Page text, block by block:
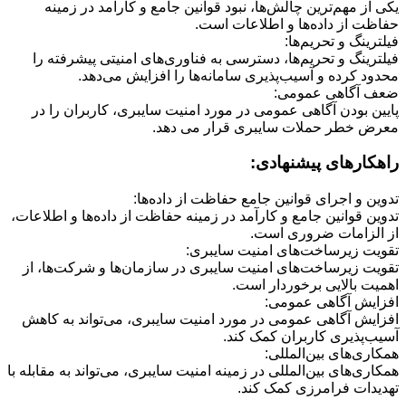
یکی از مهم‌ترین چالش‌ها، نبود قوانین جامع و کارآمد در زمینه
حفاظت از داده‌ها و اطلاعات است.
فیلترینگ و تحریم‌ها:
فیلترینگ و تحریم‌ها، دسترسی به فناوری‌های امنیتی پیشرفته را
محدود کرده و آسیب‌پذیری سامانه‌ها را افزایش می‌دهد.
ضعف آگاهی عمومی:
پایین بودن آگاهی عمومی در مورد امنیت سایبری، کاربران را در
معرض خطر حملات سایبری قرار می دهد.
راهکارهای پیشنهادی:
تدوین و اجرای قوانین جامع حفاظت از داده‌ها:
تدوین قوانین جامع و کارآمد در زمینه حفاظت از داده‌ها و اطلاعات،
از الزامات ضروری است.
تقویت زیرساخت‌های امنیت سایبری:
تقویت زیرساخت‌های امنیت سایبری در سازمان‌ها و شرکت‌ها، از
اهمیت بالایی برخوردار است.
افزایش آگاهی عمومی:
افزایش آگاهی عمومی در مورد امنیت سایبری، می‌تواند به کاهش
آسیب‌پذیری کاربران کمک کند.
همکاری‌های بین‌المللی:
همکاری‌های بین‌المللی در زمینه امنیت سایبری، می‌تواند به مقابله با
تهدیدات فرامرزی کمک کند.